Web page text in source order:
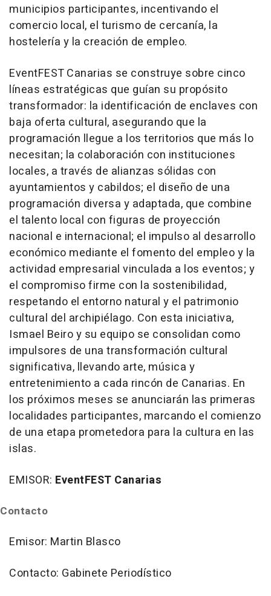
municipios participantes, incentivando el
comercio local, el turismo de cercanía, la
hostelería y la creación de empleo.
EventFEST Canarias se construye sobre cinco
líneas estratégicas que guían su propósito
transformador: la identificación de enclaves con
baja oferta cultural, asegurando que la
programación llegue a los territorios que más lo
necesitan; la colaboración con instituciones
locales, a través de alianzas sólidas con
ayuntamientos y cabildos; el diseño de una
programación diversa y adaptada, que combine
el talento local con figuras de proyección
nacional e internacional; el impulso al desarrollo
económico mediante el fomento del empleo y la
actividad empresarial vinculada a los eventos; y
el compromiso firme con la sostenibilidad,
respetando el entorno natural y el patrimonio
cultural del archipiélago. Con esta iniciativa,
Ismael Beiro y su equipo se consolidan como
impulsores de una transformación cultural
significativa, llevando arte, música y
entretenimiento a cada rincón de Canarias. En
los próximos meses se anunciarán las primeras
localidades participantes, marcando el comienzo
de una etapa prometedora para la cultura en las
islas.
EMISOR: EventFEST Canarias
Contacto
Emisor: Martin Blasco
Contacto: Gabinete Periodístico